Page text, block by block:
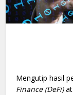
Mengutip hasil
Finance (DeFi)